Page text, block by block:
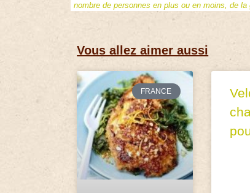
nombre de personnes en plus ou en moins, de
Vous allez aimer aussi
FRANCE